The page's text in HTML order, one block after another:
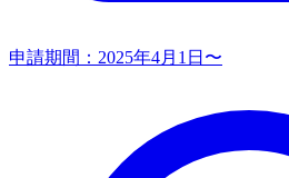
申請期間： 2025年4月1日〜